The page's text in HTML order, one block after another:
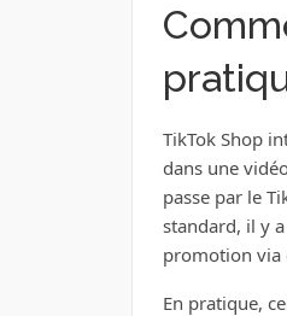
TikTok Shop
dans une
passe par le
standard, il y
promotion via
En pratique,